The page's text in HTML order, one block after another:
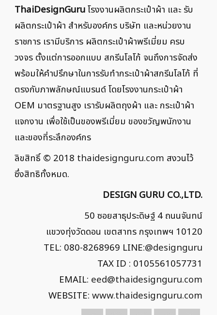
ThaiDesignGuruโรงงานผลิตกระเป๋าผ้า และ รับ
ผลิตกระเป๋าผ้า สำหรับองค์กร บริษัท และหน่วยงาน
ราชการ เรามีบริการ ผลิตกระเป๋าผ้าพรีเมี่ยม ครบ
วงจร ตั้งแต่การออกแบบ สกรีนโลโก้ จนถึงการจัดส่ง
พร้อมให้คำปรึกษาในการรับทำกระเป๋าผ้าสกรีนโลโก้ ที่
ตรงกับภาพลักษณ์แบรนด์ โดยโรงงานกระเป๋าผ้า
OEM มาตรฐานสูง เรารับผลิตถุงผ้า และ กระเป๋าผ้า
แจกงาน เพื่อใช้เป็นของพรีเมี่ยม ของขวัญพนักงาน
และของที่ระลึกองค์กร
ลิขสิทธิ์ © 2018 thaidesignguru.com สงวนไว้
ซึ่งสิทธิทั้งหมด.
DESIGN GURU CO.,LTD.
50 ซอยสาธุประดิษฐ์ 4 ถนนจันทน์
แขวงทุ่งวัดดอน เขตสาทร กรุงเทพฯ 10120
TEL: 080-8268969 LINE:@designguru
TAX ID : 0105561057731
EMAIL: eed@thaidesignguru.com
WEBSITE: www.thaidesignguru.com